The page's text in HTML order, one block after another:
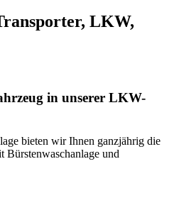
LKW,
in unserer LKW-
bieten wir Ihnen ganzjährig die
Bürstenwaschanlage und